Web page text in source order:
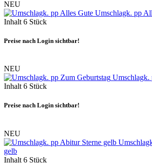
NEU
Umschlagk. pp
Inhalt 6 Stück
Preise nach Login sichtbar!
NEU
Umschlagk.
Inhalt 6 Stück
Preise nach Login sichtbar!
NEU
gelb
Inhalt 6 Stück